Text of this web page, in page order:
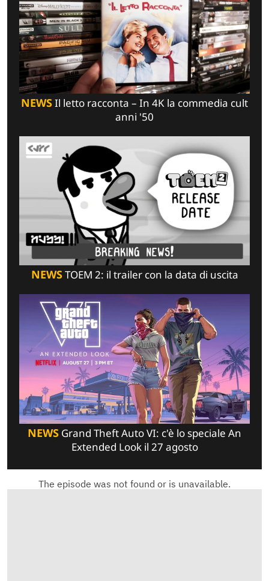
NEWSIl letto racconta – In 4K la commedia cult
anni '50
NEWSTOEM 2: il trailer con la data di uscita
NEWS Grand Theft Auto VI: c'è lo speciale An
Extended Look il 27 agosto